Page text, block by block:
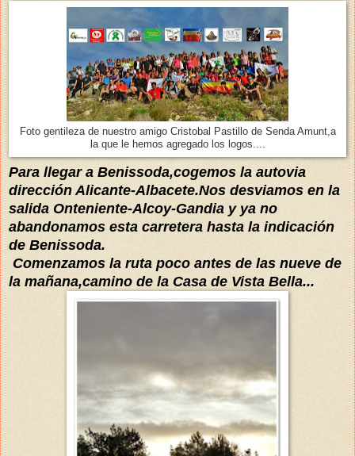
Foto gentileza de nuestro amigo Cristobal Pastillo de Senda Amunt,a
la que le hemos agregado los logos....
Para llegar a Benissoda,cogemos la autovia
dirección Alicante-Albacete.Nos desviamos en la
salida Onteniente-Alcoy-Gandia y ya no
abandonamos esta carretera hasta la indicación
de Benissoda.
Comenzamos la ruta poco antes de las nueve de
la mañana,camino de la Casa de Vista Bella...